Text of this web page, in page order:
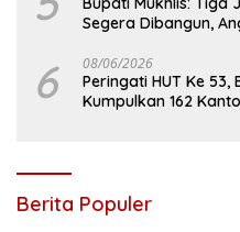
Segera Dibangun,
6 08/06/2026
Peringati HUT Ke 53,
Kumpulkan 162
Berita Populer